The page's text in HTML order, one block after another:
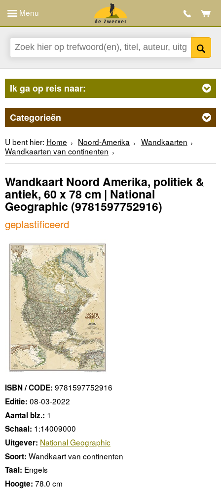
Menu
Ik ga op reis naar:
Categorieën
U bent hier: Home Noord-Amerika
Wandkaarten
Wandkaarten van continenten
Wandkaart Noord Amerika, politiek &
antiek, 60 x 78 cm | National
Geographic (9781597752916)
geplastificeerd
ISBN / CODE: 9781597752916
Editie: 08-03-2022
Aantal blz.: 1
Schaal: 1:14009000
Uitgever: National Geographic
Soort: Wandkaart van continenten
Taal: Engels
Hoogte: 78.0 cm